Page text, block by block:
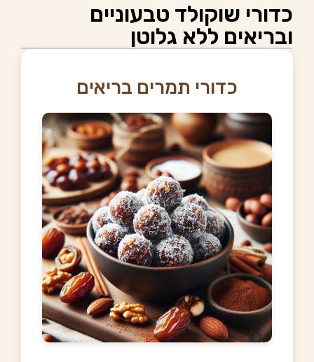
שוקולד טבעוניים
ללא גלוטן
כדורי תמרים בריאים